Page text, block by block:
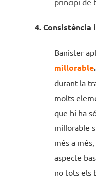
4. Consistència
Banister
millorable.
durant la
molts
que hi ha
millorable
més a
aspecte
no tots els